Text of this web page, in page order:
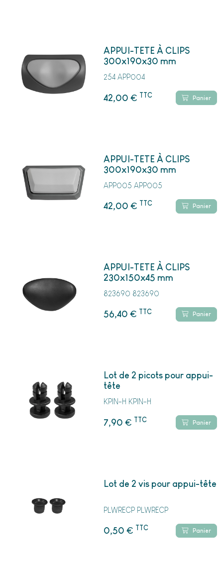
APPUI-TETE À CLIPS
300x190x30 mm
254 APP004
42,00€ TTC Panier
APPUI-TETE À CLIPS
300x190x30 mm
APP005 APP005
42,00€ TTC Panier
APPUI-TETE À CLIPS
230x150x45 mm
823690 823690
56,40€ TTC Panier
Lot de 2 picots pour appui-
tête
KPIN-H KPIN-H
7,90€ TTC Panier
Lot de 2 vis pour appui-tête
PLWRECP PLWRECP
0,50€ TTC Panier